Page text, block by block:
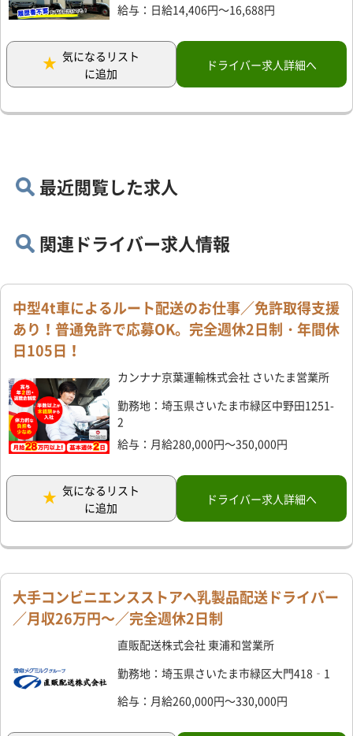
給与：日給14,406円～16,688円
気になるリスト
に追加
ドライバー求人詳細へ
最近閲覧した求人
関連ドライバー求人情報
中型4t車によるルート配送のお仕事／免許取得支援
あり！普通免許で応募OK。完全週休2日制・年間休
日105日！
カンナナ京葉運輸株式会社 さいたま営業所
勤務地：埼玉県さいたま市緑区中野田1251-
2
給与：月給280,000円～350,000円
気になるリスト
に追加
ドライバー求人詳細へ
大手コンビニエンスストアへ乳製品配送ドライバー
／月収26万円～／完全週休2日制
直販配送株式会社 東浦和営業所
勤務地：埼玉県さいたま市緑区大門418‐1
給与：月給260,000円～330,000円